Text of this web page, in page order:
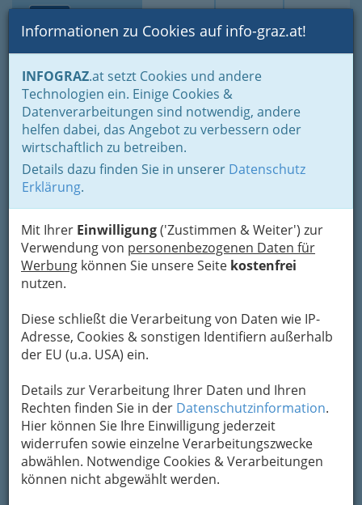
Suche Login Toggle
Informationen zu Cookies auf info-graz.at!
INFOGRAZ.at setzt Cookies und andere
Technologien ein. Einige Cookies &
Datenverarbeitungen sind notwendig, andere
helfen dabei, das Angebot zu verbessern oder
wirtschaftlich zu betreiben.
Details dazu finden Sie in unserer Datenschutz
Erklärung.
Mit Ihrer Einwilligung('Zustimmen & Weiter') zur
Verwendung von personenbezogenen Daten für
Werbung können Sie unsere Seite kostenfrei
nutzen.
Diese schließt die Verarbeitung von Daten wie IP-
Adresse, Cookies & sonstigen Identifiern außerhalb
der EU (u.a. USA) ein.
Details zur Verarbeitung Ihrer Daten und Ihren
Rechten finden Sie in der Datenschutzinformation.
Hier können Sie Ihre Einwilligung jederzeit
widerrufen sowie einzelne Verarbeitungszwecke
abwählen. Notwendige Cookies & Verarbeitungen
können nicht abgewählt werden.
Home
Gastronomie
Gastronomie: Toprestaurants & Gasthäuser
Gaststätten - Gasthäuser - Gasthöfe
Gasthäuser, Gasthöfe,
Gaststätten in Graz -
steirische Gastfreundschaft,
Gemütlichkeit
Essen im Gasthaus ist in Graz und Graz-
Umgebung nicht teuer. Viele Gaststätten bieten
zu günstigen Preisen täglich wechselnde
Spezialitäten an.
Preiswertes Essen statt im
Schnellimbiss: Gasthäuser sind
immer eine Empfehlung wert